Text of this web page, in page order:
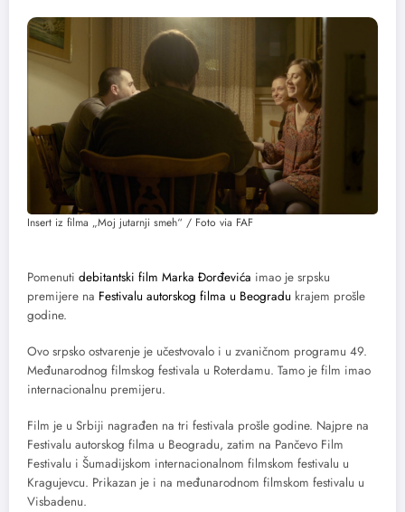
Insert iz filma „Moj jutarnji smeh“ / Foto via FAF
Pomenuti debitantski film Marka Đorđevića imao je srpsku
premijere na Festivalu autorskog filma u Beogradu krajem prošle
godine.
Ovo srpsko ostvarenje je učestvovalo i u zvaničnom programu 49.
Međunarodnog filmskog festivala u Roterdamu. Tamo je film imao
internacionalnu premijeru.
Film je u Srbiji nagrađen na tri festivala prošle godine. Najpre na
Festivalu autorskog filma u Beogradu, zatim na Pančevo Film
Festivalu i Šumadijskom internacionalnom filmskom festivalu u
Kragujevcu. Prikazan je i na međunarodnom filmskom festivalu u
Visbadenu.